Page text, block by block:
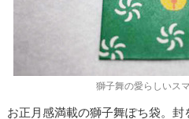
獅子舞の愛らしいス
お正月感満載の獅子舞ぽち袋。